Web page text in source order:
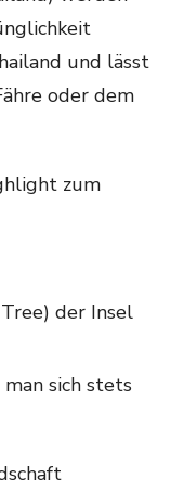
und lässt
oder dem
zum
der Insel
sich stets